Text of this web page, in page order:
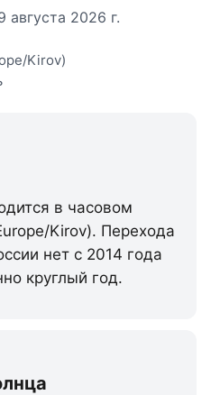
августа 2026 г.
Kirov)
в часовом
Kirov). Перехода
нет с 2014 года
круглый год.